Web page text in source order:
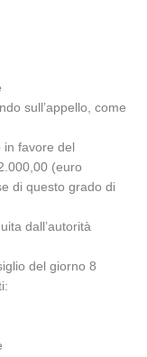
sull’appello, come
in favore del
(euro
di questo grado di
dall’autorità
del giorno 8